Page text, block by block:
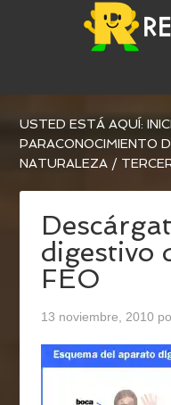
USTED ESTÁ AQUÍ:
PARACONOCIMIENTO
NATURALEZA /
digestivo
FEO
13 noviembre, 2010